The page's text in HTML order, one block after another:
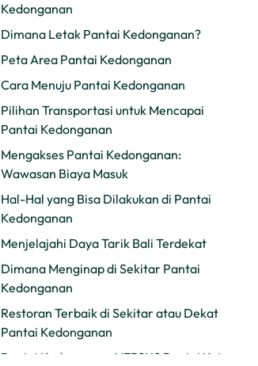
Kedonganan
Dimana Letak Pantai Kedonganan?
Peta Area Pantai Kedonganan
Cara Menuju Pantai Kedonganan
Pilihan Transportasi untuk Mencapai
Pantai Kedonganan
Mengakses Pantai Kedonganan:
Wawasan Biaya Masuk
Hal-Hal yang Bisa Dilakukan di Pantai
Kedonganan
Menjelajahi Daya Tarik Bali Terdekat
Dimana Menginap di Sekitar Pantai
Kedonganan
Restoran Terbaik di Sekitar atau Dekat
Pantai Kedonganan
Pantai Kedonganan VERSUS Pantai Kuta